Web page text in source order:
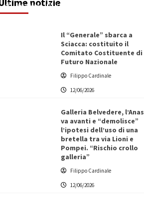
Redazione 12/06/2026
Il “Generale” sbarca a
Sciacca: costituito il
Comitato Costituente di
Futuro Nazionale
Filippo Cardinale
12/06/2026
Galleria Belvedere, l’Anas
va avanti e “demolisce”
l’ipotesi dell’uso di una
bretella tra via Lioni e
Pompei. “Rischio crollo
galleria”
Filippo Cardinale
12/06/2026